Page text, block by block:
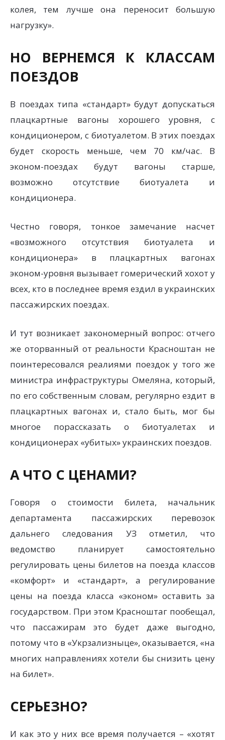
колея, тем лучше она переносит большую
нагрузку».
НО ВЕРНЕМСЯ К КЛАССАМ
ПОЕЗДОВ
В поездах типа «стандарт» будут допускаться
плацкартные вагоны хорошего уровня, с
кондиционером, с биотуалетом. В этих поездах
будет скорость меньше, чем 70 км/час. В
эконом-поездах будут вагоны старше,
возможно отсутствие биотуалета и
кондиционера.
Честно говоря, тонкое замечание насчет
«возможного отсутствия биотуалета и
кондиционера» в плацкартных вагонах
эконом-уровня вызывает гомерический хохот у
всех, кто в последнее время ездил в украинских
пассажирских поездах.
И тут возникает закономерный вопрос: отчего
же оторванный от реальности Красноштан не
поинтересовался реалиями поездок у того же
министра инфраструктуры Омеляна, который,
по его собственным словам, регулярно ездит в
плацкартных вагонах и, стало быть, мог бы
многое порассказать о биотуалетах и
кондиционерах «убитых» украинских поездов.
А ЧТО С ЦЕНАМИ?
Говоря о стоимости билета, начальник
департамента пассажирских перевозок
дальнего следования УЗ отметил, что
ведомство планирует самостоятельно
регулировать цены билетов на поезда классов
«комфорт» и «стандарт», а регулирование
цены на поезда класса «эконом» оставить за
государством. При этом Красноштаг пообещал,
что пассажирам это будет даже выгодно,
потому что в «Укрзализныце», оказывается, «на
многих направлениях хотели бы снизить цену
на билет».
СЕРЬЕЗНО?
И как это у них все время получается – «хотят